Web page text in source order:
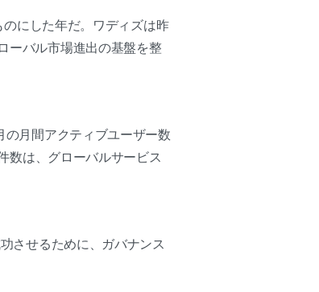
のにした年だ。ワディズは昨
ーバル市場進出の基盤を整
の月間アクティブユーザー数
数は、グローバルサービス
させるために、ガバナンス